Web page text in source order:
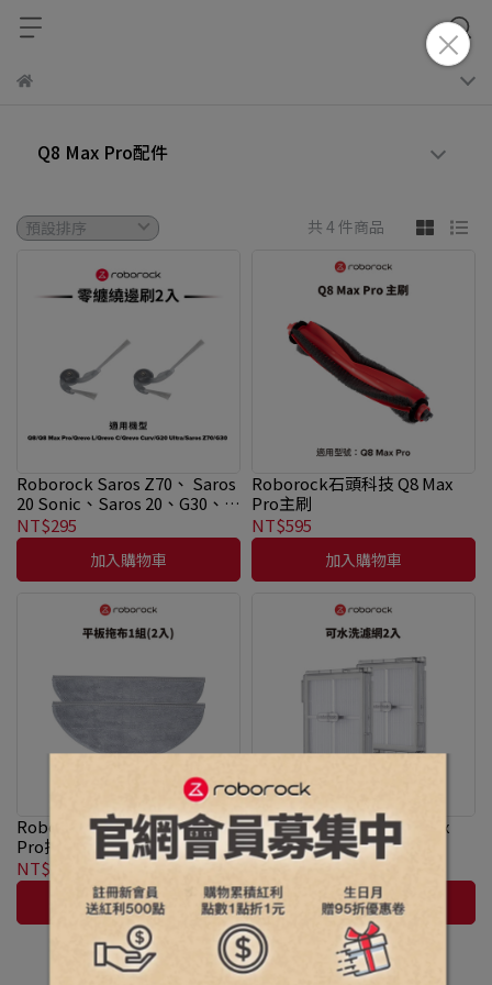
Q8 Max Pro配件
共 4 件商品
Roborock Saros Z70、 Saros
20 Sonic、Saros 20、G30、
G20S Ultra、Qrevo Edge 2
Pro、Qrevo CurvX、Qrevo
Curv、Qrevo Edge 2、Qrevo
EdgeT、Qrevo L Pro、Qrevo
EdgeC、Qrevo C Pro、Qrevo
C、Qrevo L、Q8、Q8 Max
Pro 專用零纏繞兩爪邊刷共2入
NT$295
加入購物車
Roborock石頭科技 Q8 Max
Pro主刷
NT$595
加入購物車
Roborock石頭科技 Q8 Max
Pro拖布1組(2入)
NT$695
加入購物車
Roborock石頭科技Q8 Max
Pro水洗濾網1組(2入)
NT$595
加入購物車